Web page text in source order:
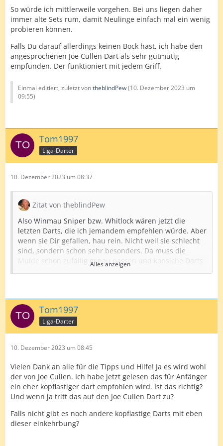
So würde ich mittlerweile vorgehen. Bei uns liegen daher
immer alte Sets rum, damit Neulinge einfach mal ein wenig
probieren können.
Falls Du darauf allerdings keinen Bock hast, ich habe den
angesprochenen Joe Cullen Dart als sehr gutmütig
empfunden. Der funktioniert mit jedem Griff.
Einmal editiert, zuletzt vontheblindPew(10. Dezember 2023 um
09:55)
Tom1997
Liga-Darter
10. Dezember 2023 um 08:37
Zitat von theblindPew
Also Winmau Sniper bzw. Whitlock wären jetzt die
letzten Darts, die ich jemandem empfehlen würde. Aber
wenn sie Dir gefallen, hau rein. Nicht weil sie schlecht
sind, sondern schon sehr besonders. Da muss die
Mulde schon zufällig genau passen und konsiche Darts
Darts gut funktionieren.
Ganz prinzipiell würde ich aber das Budget von 100 €
nicht für irgendeinen Dart ausgeben, den ich noch nie
in der Hand hatte. Meine Empfehlung, stattdessen
bspw. bei Dartcentererb.de (oder anderswo) ein paar
lang+dünn, 1x konisch), keine ausgefallenen Griparten
oder fancy coatings.
Wenn Du da dann nen Favoriten hast (oder vllt. jetzt
schon weißt klein+dick war noch nie Dein Ding), kannst
Du vllt. mal andere Griparten oder Gewicht testen und
dann ist von Deinem Budget vllt. sogar immernoch was
Alles anzeigen
Tom1997
Liga-Darter
10. Dezember 2023 um 08:45
Vielen Dank an alle für die Tipps und Hilfe! Ja es wird wohl
der von Joe Cullen. Ich habe jetzt gelesen das für Anfänger
ein eher kopflastiger dart empfohlen wird. Ist das richtig?
Und wenn ja tritt das auf den Joe Cullen Dart zu?
Falls nicht gibt es noch andere kopflastige Darts mit eben
dieser einkehrbung?